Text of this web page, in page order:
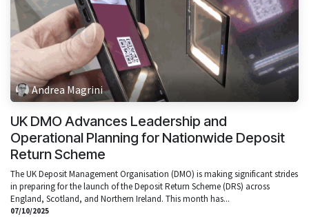
Andrea Magrini
UK DMO Advances Leadership and
Operational Planning for Nationwide Deposit
Return Scheme
The UK Deposit Management Organisation (DMO) is making significant strides
in preparing for the launch of the Deposit Return Scheme (DRS) across
England, Scotland, and Northern Ireland. This month has...
07/10/2025